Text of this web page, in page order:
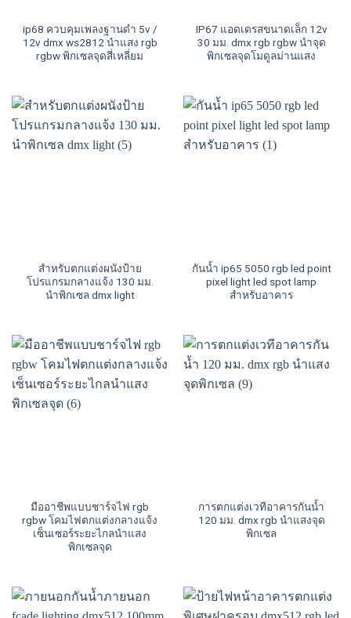
ip68 ควบคุมเพลงฐานดำ 5v /
12v dmx ws2812 นำแสง rgb
rgbw พิกเซลจุดสี่เหลี่ยม
IP67 แอดเดรสขนาดเล็ก 12v
30 มม. dmx rgb rgbw นำจุด
พิกเซลจุดโมดูลม่านแสง
สำหรับตกแต่งผนังป้าย
โปรแกรมกลางแจ้ง 130 มม.
นำพิกเซล dmx light
กันน้ำ ip65 5050 rgb led point
pixel light led spot lamp
สำหรับอาคาร
มืออาชีพแบบชาร์จไฟ rgb
rgbw โคมไฟตกแต่งกลางแจ้ง
เซ็นเซอร์ระยะไกลนำแสง
พิกเซลจุด
การตกแต่งเวทีอาคารกันน้ำ
120 มม. dmx rgb นำแสงจุด
พิกเซล